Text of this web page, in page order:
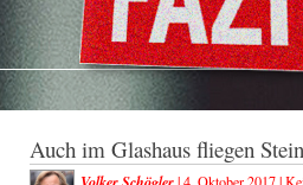
Auch im Glashaus fliegen